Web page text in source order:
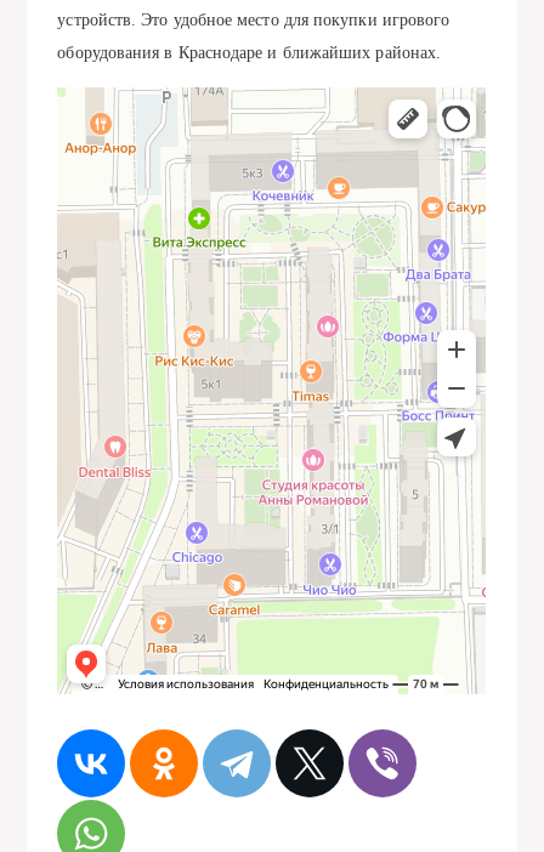
устройств. Это удобное место для покупки игрового
оборудования в Краснодаре и ближайших районах.